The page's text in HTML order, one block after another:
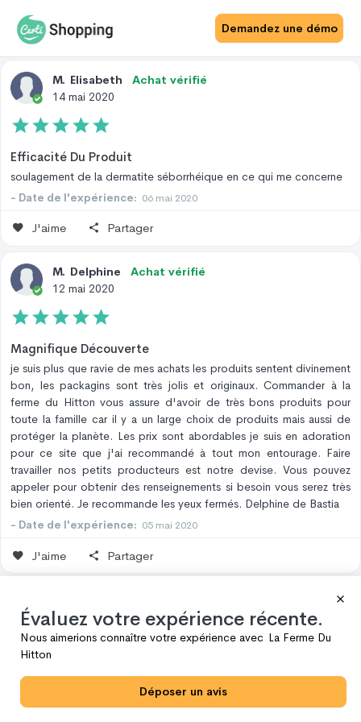
Demandez une démo
Avis Produit
M. Elisabeth
Achat vérifié
14 mai 2020
Efficacité Du Produit
soulagement de la dermatite séborrhéique en ce qui me concerne
- Date de l'expérience: 06 mai 2020
J'aime Partager
M. Delphine
Achat vérifié
12 mai 2020
Magnifique Découverte
je suis plus que ravie de mes achats les produits sentent divinement
bon, les packagins sont très jolis et originaux. Commander à la
ferme du Hitton vous assure d'avoir de très bons produits pour
toute la famille car il y a un large choix de produits mais aussi de
protéger la planète. Les prix sont abordables je suis en adoration
pour ce site que j'ai recommandé à tout mon entourage. Faire
travailler nos petits producteurs est notre devise. Vous pouvez
appeler pour obtenir des renseignements si besoin vous serez très
bien orienté. Je recommande les yeux fermés. Delphine de Bastia
- Date de l'expérience: 05 mai 2020
J'aime Partager
12 mai 2020
Très Bien
Beaux produits et livraison express
Évaluez votre expérience récente.
Nous aimerions connaître votre expérience avec La Ferme Du
Hitton
Déposer un avis